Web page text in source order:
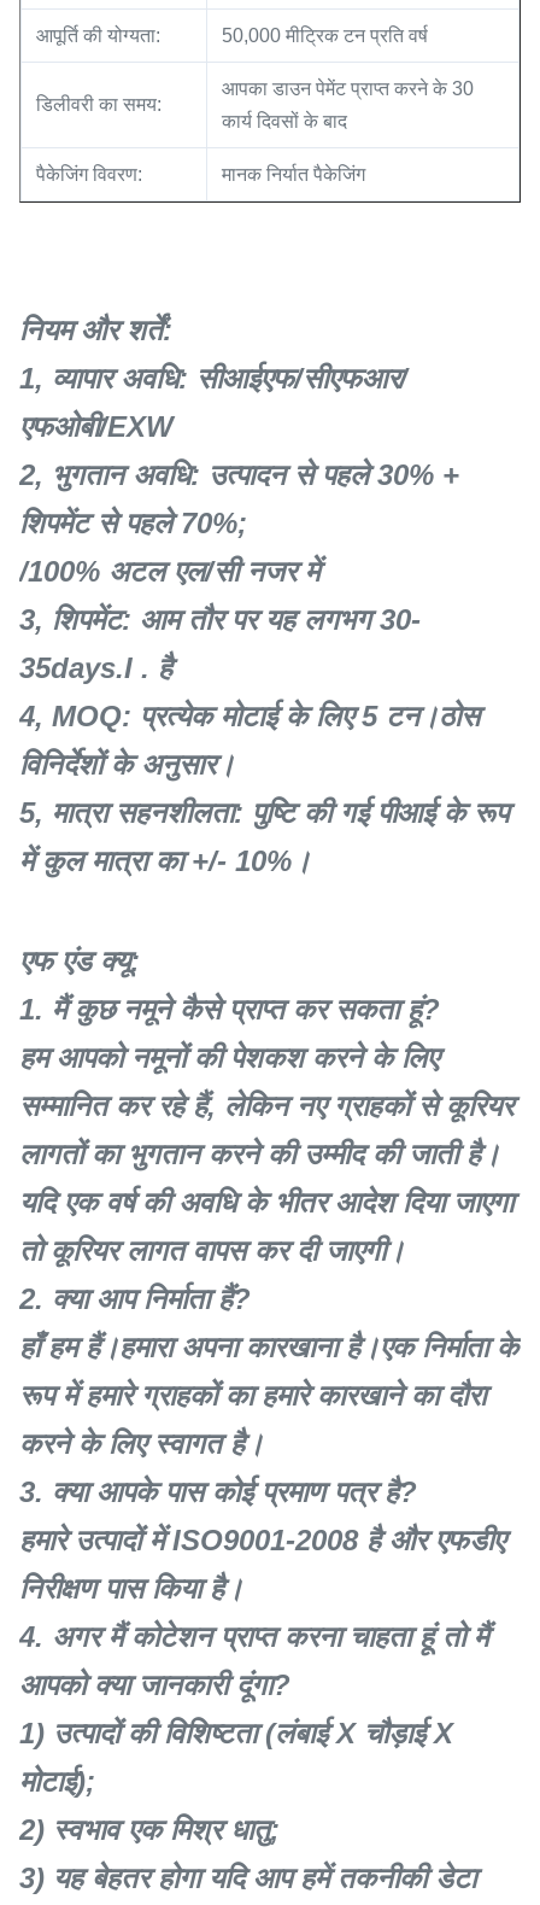
आपूर्ति की योग्यता: 50,000 मीट्रिक टन प्रति वर्ष
डिलीवरी का समय:
आपका डाउन पेमेंट प्राप्त करने के 30
कार्य दिवसों के बाद
पैकेजिंग विवरण: मानक निर्यात पैकेजिंग
नियम और शर्तें:
1, व्यापार अवधि: सीआईएफ/सीएफआर/
एफओबी/EXW
2, भुगतान अवधि: उत्पादन से पहले 30% +
शिपमेंट से पहले 70%;
/100% अटल एल/सी नजर में
3, शिपमेंट: आम तौर पर यह लगभग 30-
35days.I . है
4, MOQ: प्रत्येक मोटाई के लिए 5 टन।ठोस
विनिर्देशों के अनुसार।
5, मात्रा सहनशीलता: पुष्टि की गई पीआई के रूप
में कुल मात्रा का +/- 10%।
एफ एंड क्यू:
1. मैं कुछ नमूने कैसे प्राप्त कर सकता हूं?
हम आपको नमूनों की पेशकश करने के लिए
सम्मानित कर रहे हैं, लेकिन नए ग्राहकों से कूरियर
लागतों का भुगतान करने की उम्मीद की जाती है।
यदि एक वर्ष की अवधि के भीतर आदेश दिया जाएगा
तो कूरियर लागत वापस कर दी जाएगी।
2. क्या आप निर्माता हैं?
हाँ हम हैं।हमारा अपना कारखाना है।एक निर्माता के
रूप में हमारे ग्राहकों का हमारे कारखाने का दौरा
करने के लिए स्वागत है।
3. क्या आपके पास कोई प्रमाण पत्र है?
हमारे उत्पादों में ISO9001-2008 है और एफडीए
निरीक्षण पास किया है।
4. अगर मैं कोटेशन प्राप्त करना चाहता हूं तो मैं
आपको क्या जानकारी दूंगा?
1) उत्पादों की विशिष्टता (लंबाई X चौड़ाई X
मोटाई);
2) स्वभाव एक मिश्र धातु;
3) यह बेहतर होगा यदि आप हमें तकनीकी डेटा